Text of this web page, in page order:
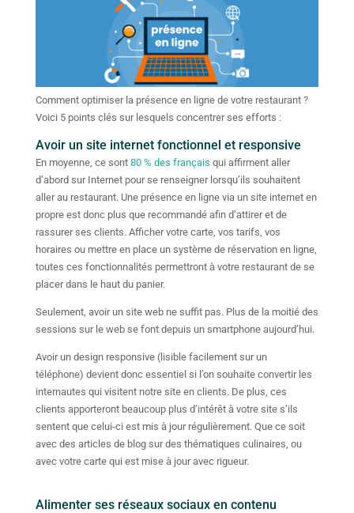
Comment optimiser la présence en ligne de votre restaurant ?
Voici 5 points clés sur lesquels concentrer ses efforts :
Avoir un site internet fonctionnel et responsive
En moyenne, ce sont 80 % des français qui affirment aller
d’abord sur Internet pour se renseigner lorsqu’ils souhaitent
aller au restaurant. Une présence en ligne via un site internet en
propre est donc plus que recommandé afin d’attirer et de
rassurer ses clients. Afficher votre carte, vos tarifs, vos
horaires ou mettre en place un système de réservation en ligne,
toutes ces fonctionnalités permettront à votre restaurant de se
placer dans le haut du panier.
Seulement, avoir un site web ne suffit pas. Plus de la moitié des
sessions sur le web se font depuis un smartphone aujourd’hui.
Avoir un design responsive (lisible facilement sur un
téléphone) devient donc essentiel si l’on souhaite convertir les
internautes qui visitent notre site en clients. De plus, ces
clients apporteront beaucoup plus d’intérêt à votre site s’ils
sentent que celui-ci est mis à jour régulièrement. Que ce soit
avec des articles de blog sur des thématiques culinaires, ou
avec votre carte qui est mise à jour avec rigueur.
Alimenter ses réseaux sociaux en contenu